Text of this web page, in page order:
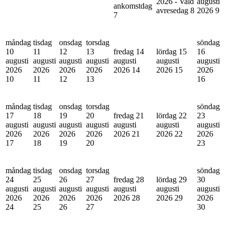
ankomstdag
7
avresedag 8 2026 9
måndag
10
augusti
2026
10
tisdag
11
augusti
2026
11
onsdag
12
augusti
2026
12
torsdag
13
augusti
2026
13
fredag 14
augusti
2026 14
lördag 15
augusti
2026 15
söndag
16
augusti
2026
16
måndag
17
augusti
2026
17
tisdag
18
augusti
2026
18
onsdag
19
augusti
2026
19
torsdag
20
augusti
2026
20
fredag 21
augusti
2026 21
lördag 22
augusti
2026 22
söndag
23
augusti
2026
23
måndag
24
augusti
2026
24
tisdag
25
augusti
2026
25
onsdag
26
augusti
2026
26
torsdag
27
augusti
2026
27
fredag 28
augusti
2026 28
lördag 29
augusti
2026 29
söndag
30
augusti
2026
30